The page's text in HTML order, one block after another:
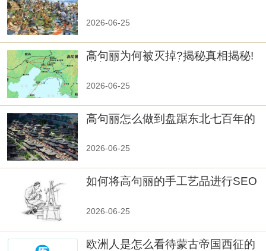
2026-06-25
高句丽为何被灭掉?揭秘真相揭秘!
2026-06-25
高句丽怎么做到盘踞东北七百年的
2026-06-25
如何将高句丽的手工艺品进行SEO
2026-06-25
欧洲人是怎么看待蒙古帝国西征的